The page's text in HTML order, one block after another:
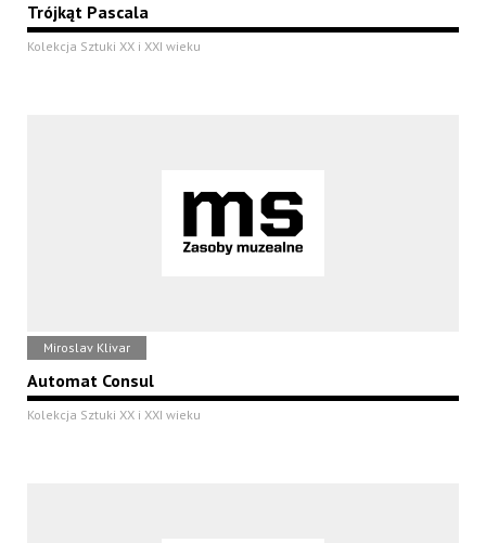
Trójkąt Pascala
Kolekcja Sztuki XX i XXI wieku
Miroslav Klivar
Automat Consul
Kolekcja Sztuki XX i XXI wieku